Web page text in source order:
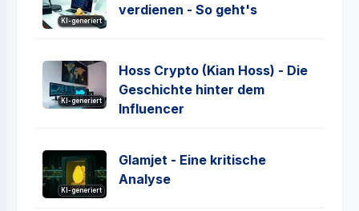
KI-generiert
verdienen - So geht's
KI-generiert
Hoss Crypto (Kian Hoss) - Die
Geschichte hinter dem
Influencer
KI-generiert
Glamjet - Eine kritische
Analyse